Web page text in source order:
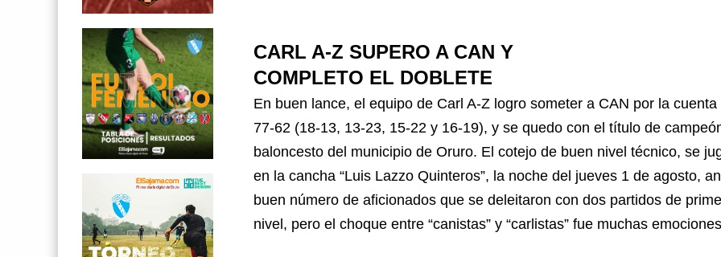
CARL A-Z SUPERO A CAN Y
COMPLETO EL DOBLETE
En buen lance, el equipo de Carl A-Z logro someter a CAN por la cuenta
77-62 (18-13, 13-23, 15-22 y 16-19), y se quedo con el título de
baloncesto del municipio de Oruro. El cotejo de buen nivel técnico, se
en la cancha “Luis Lazzo Quinteros”, la noche del jueves 1 de agosto,
buen número de aficionados que se deleitaron con dos partidos de
nivel, pero el choque entre “canistas” y “carlistas” fue muchas